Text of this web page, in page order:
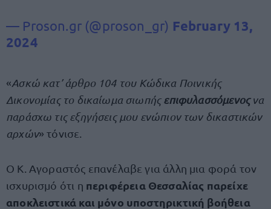
— Proson.gr (@proson_gr) February 13,
2024
«Ασκώ κατ’ άρθρο 104 του Κώδικα Ποινικής
Δικονομίας το δικαίωμα σιωπήςεπιφυλασσόμενοςνα
παράσχω τις εξηγήσεις μου ενώπιον των δικαστικών
αρχών» τόνισε.
Ο Κ. Αγοραστός επανέλαβε για άλλη μια φορά τον
ισχυρισμό ότι η περιφέρεια Θεσσαλίας παρείχε
αποκλειστικά και μόνο υποστηρικτική βοήθεια